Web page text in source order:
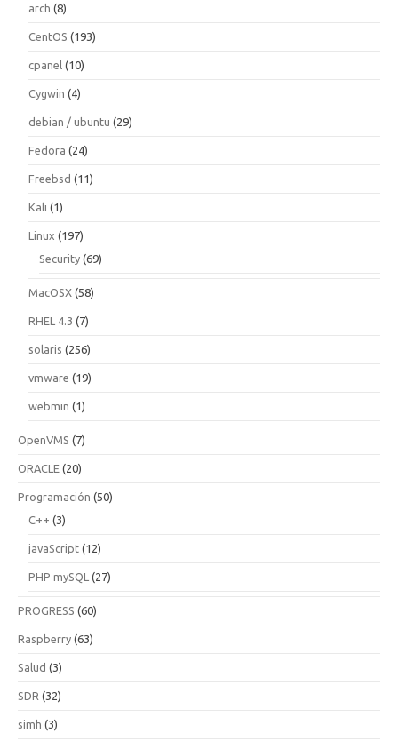
arch (8)
CentOS (193)
cpanel (10)
Cygwin (4)
debian / ubuntu (29)
Fedora (24)
Freebsd (11)
Kali (1)
Linux (197)
Security (69)
MacOSX (58)
RHEL 4.3 (7)
solaris (256)
vmware (19)
webmin (1)
OpenVMS (7)
ORACLE (20)
Programación (50)
C++ (3)
javaScript (12)
PHP mySQL (27)
PROGRESS (60)
Raspberry (63)
Salud (3)
SDR (32)
simh (3)